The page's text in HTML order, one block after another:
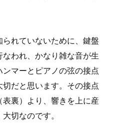
れていないために、鍵盤
われ、かなり雑な音が生
マーとピアノの弦の接点
だと思います。その接点
裏）より、響きを上に産
切なのです。